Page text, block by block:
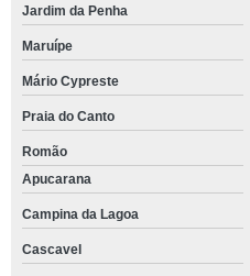
Jardim da Penha
Maruípe
Mário Cypreste
Praia do Canto
Romão
Apucarana
Campina da Lagoa
Cascavel